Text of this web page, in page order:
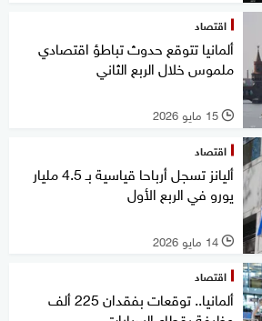
اقتصاد
ألمانيا تتوقع حدوث تباطؤ اقتصادي
ملموس خلال الربع الثاني
l 15 مايو 2026
اقتصاد
أليانز تسجل أرباحا قياسية بـ 4.5 مليار
يورو في الربع الأول
l 14 مايو 2026
اقتصاد
ألمانيا.. توقعات بفقدان 225 ألف